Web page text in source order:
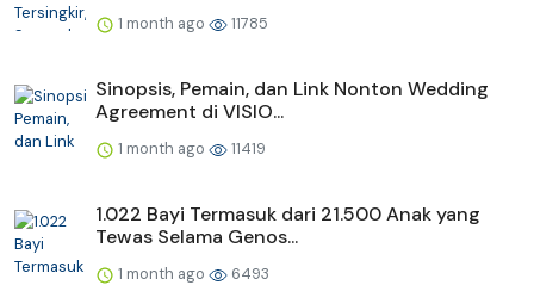
1 month ago 11785
Sinopsis, Pemain, dan Link Nonton Wedding
Agreement di VISIO...
1 month ago 11419
1.022 Bayi Termasuk dari 21.500 Anak yang
Tewas Selama Genos...
1 month ago 6493